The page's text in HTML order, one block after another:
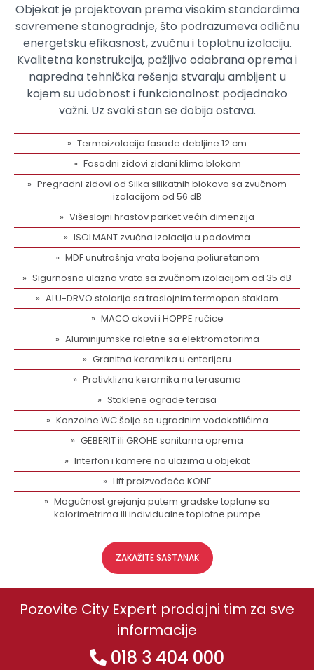
Objekat je projektovan prema visokim standardima
savremene stanogradnje, što podrazumeva odličnu
energetsku efikasnost, zvučnu i toplotnu izolaciju.
Kvalitetna konstrukcija, pažljivo odabrana oprema i
napredna tehnička rešenja stvaraju ambijent u
kojem su udobnost i funkcionalnost podjednako
važni. Uz svaki stan se dobija ostava.
Termoizolacija fasade debljine 12 cm
Fasadni zidovi zidani klima blokom
Pregradni zidovi od Silka silikatnih blokova sa zvučnom
izolacijom od 56 dB
Višeslojni hrastov parket većih dimenzija
ISOLMANT zvučna izolacija u podovima
MDF unutrašnja vrata bojena poliuretanom
Sigurnosna ulazna vrata sa zvučnom izolacijom od 35 dB
ALU-DRVO stolarija sa troslojnim termopan staklom
MACO okovi i HOPPE ručice
Aluminijumske roletne sa elektromotorima
Granitna keramika u enterijeru
Protivklizna keramika na terasama
Staklene ograde terasa
Konzolne WC šolje sa ugradnim vodokotlićima
GEBERIT ili GROHE sanitarna oprema
Interfon i kamere na ulazima u objekat
Lift proizvođača KONE
Mogućnost grejanja putem gradske toplane sa
kalorimetrima ili individualne toplotne pumpe
ZAKAŽITE SASTANAK
Pozovite City Expert prodajni tim za sve
informacije
018 3 404 000